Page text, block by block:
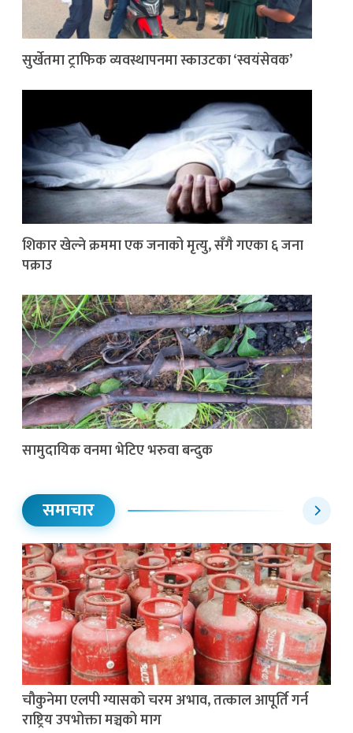
सुर्खेतमा ट्राफिक व्यवस्थापनमा स्काउटका ‘स्वयंसेवक’
शिकार खेल्ने क्रममा एक जनाको मृत्यु, सँगै गएका ६ जना
पक्राउ
सामुदायिक वनमा भेटिए भरुवा बन्दुक
समाचार
चौकुनेमा एलपी ग्यासको चरम अभाव, तत्काल आपूर्ति गर्न
राष्ट्रिय उपभोक्ता मञ्चको माग